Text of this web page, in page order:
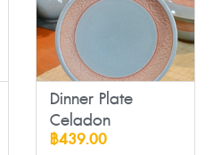
Dinner Plate
Celadon
฿439.00